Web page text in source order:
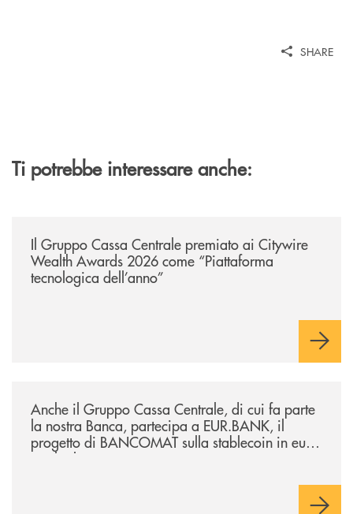
SHARE
Ti potrebbe interessare anche:
Il Gruppo Cassa Centrale premiato ai Citywire
Wealth Awards 2026 come “Piattaforma
tecnologica dell’anno”
Anche il Gruppo Cassa Centrale, di cui fa parte
la nostra Banca, partecipa a EUR.BANK, il
progetto di BANCOMAT sulla stablecoin in euro
e sul relativo ecosistema